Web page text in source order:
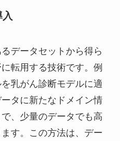
データセットから得ら
転用する技術です。例
乳がん診断モデルに適
タに新たなドメイン情
、少量のデータでも高
す。この方法は、デー